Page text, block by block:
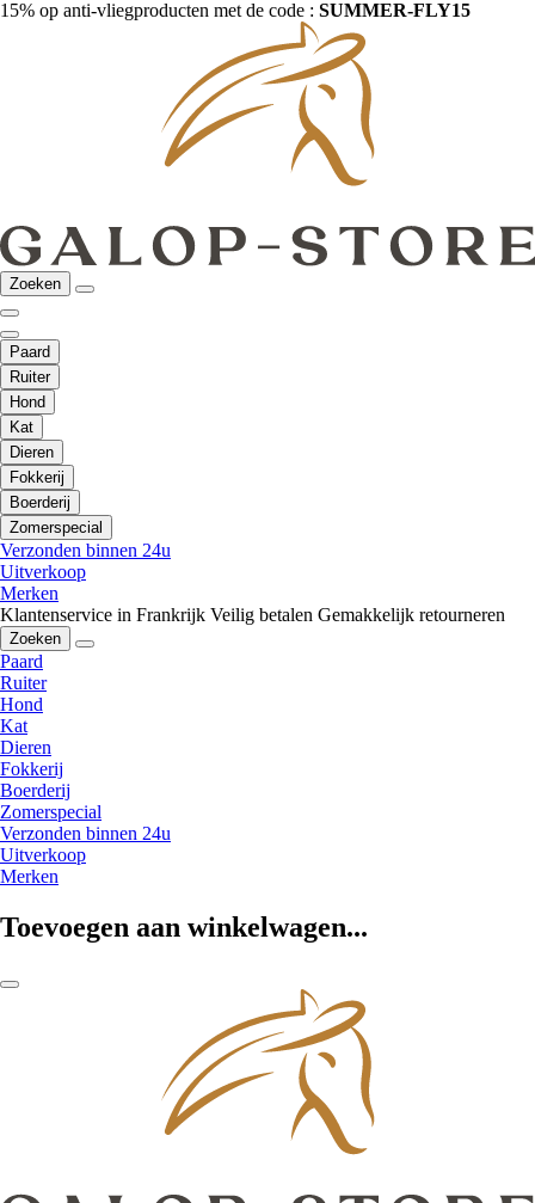
15% op anti-vliegproducten met de code : SUMMER-FLY15
Zoeken
Paard
Ruiter
Hond
Kat
Dieren
Fokkerij
Boerderij
Zomerspecial
Verzonden binnen 24u
Uitverkoop
Merken
Klantenservice in Frankrijk Veilig betalen Gemakkelijk retourneren
Zoeken
Paard
Ruiter
Hond
Kat
Dieren
Fokkerij
Boerderij
Zomerspecial
Verzonden binnen 24u
Uitverkoop
Merken
Toevoegen aan winkelwagen...